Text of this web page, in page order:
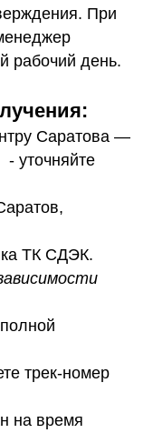
При
рабочий день.
Саратова —
уточняйте
ТК СДЭК.
трек-номер
на время